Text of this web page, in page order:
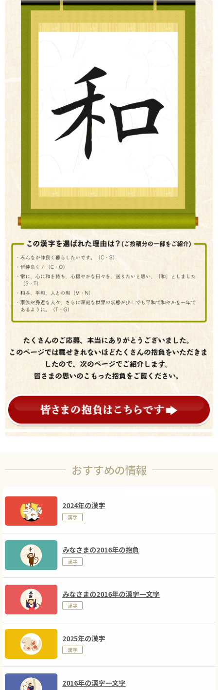
おすすめの情報
2024年の漢字
漢字
みなさまの2016年の抱負
漢字
みなさまの2016年の漢字一文字
漢字
2025年の漢字
漢字
2016年の漢字一文字